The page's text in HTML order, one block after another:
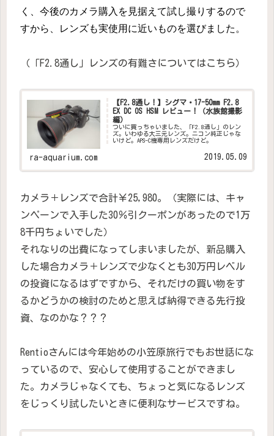
く、今後のカメラ購入を見据えて試し撮りするので
すから、レンズも実使用に近いものを選びました。
（「F2.8通し」レンズの有難さについてはこちら）
【F2.8通し！】シグマ・17-50mm F2.8
EX DC OS HSM レビュー！（水族館撮影
編）
ついに買っちゃいました、「F2.8通し」のレン
ズ。いわゆる大三元レンズ。ニコン純正じゃな
いけど。APS-C機専用レンズだけど。
ra-aquarium.com 2019.05.09
カメラ＋レンズで合計￥25,980。（実際には、キャ
ンペーンで入手した30％引クーポンがあったので1万
8千円ちょいでした）
それなりの出費になってしまいましたが、新品購入
した場合カメラ＋レンズで少なくとも30万円レベル
の投資になるはずですから、それだけの買い物をす
るかどうかの検討のためと思えば納得できる先行投
資、なのかな？？？
Rentioさんには今年始めの小笠原旅行でもお世話にな
っているので、安心して使用することができまし
た。カメラじゃなくても、ちょっと気になるレンズ
をじっくり試したいときに便利なサービスですね。